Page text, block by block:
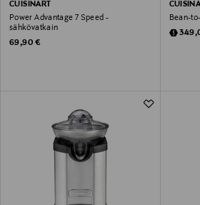
CUISINART
Power Advantage 7 Speed -
sähkövatkain
Original Price
69,90 €
Bean-